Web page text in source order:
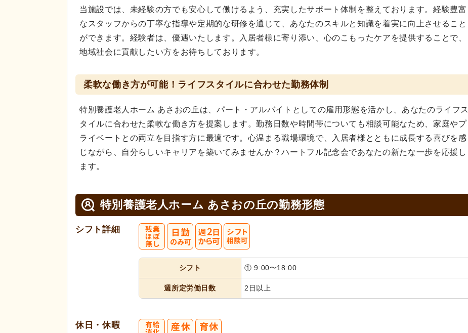
当施設では、未経験の方でも安心して働けるよう、充実したサポート体制を整えております。経験豊富
なスタッフからの丁寧な指導や定期的な研修を通じて、あなたのスキルと知識を着実に向上させること
ができます。経験者は、優遇いたします。入居者様に寄り添い、心のこもったケアを提供することで、
地域社会に貢献したい方をお待ちしております。
柔軟な働き方が可能！ライフスタイルに合わせた勤務体制
特別養護老人ホーム あさおの丘は、パート・アルバイトとしての雇用形態を活かし、あなたのライフス
タイルに合わせた柔軟な働き方を提案します。勤務日数や時間帯についても相談可能なため、家庭やプ
ライベートとの両立を目指す方に最適です。心温まる職場環境で、入居者様とともに成長する喜びを感
じながら、自分らしいキャリアを築いてみませんか？ハートフル記念会であなたの新たな一歩を応援し
ます。
特別養護老人ホーム あさおの丘の勤務形態
シフト詳細
シフト ① 9:00〜18:00
週所定労働日数 2日以上
休日・休暇